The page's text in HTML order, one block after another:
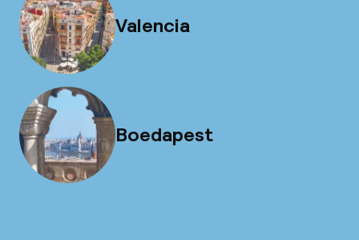
Valencia
Boedapest